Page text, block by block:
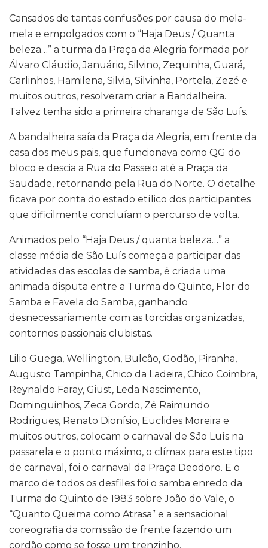
Cansados de tantas confusões por causa do mela-
mela e empolgados com o “Haja Deus / Quanta
beleza…” a turma da Praça da Alegria formada por
Álvaro Cláudio, Januário, Silvino, Zequinha, Guará,
Carlinhos, Hamilena, Silvia, Silvinha, Portela, Zezé e
muitos outros, resolveram criar a Bandalheira.
Talvez tenha sido a primeira charanga de São Luís.
A bandalheira saía da Praça da Alegria, em frente da
casa dos meus pais, que funcionava como QG do
bloco e descia a Rua do Passeio até a Praça da
Saudade, retornando pela Rua do Norte. O detalhe
ficava por conta do estado etílico dos participantes
que dificilmente concluíam o percurso de volta.
Animados pelo “Haja Deus / quanta beleza…” a
classe média de São Luís começa a participar das
atividades das escolas de samba, é criada uma
animada disputa entre a Turma do Quinto, Flor do
Samba e Favela do Samba, ganhando
desnecessariamente com as torcidas organizadas,
contornos passionais clubistas.
Lilio Guega, Wellington, Bulcão, Godão, Piranha,
Augusto Tampinha, Chico da Ladeira, Chico Coimbra,
Reynaldo Faray, Giust, Leda Nascimento,
Dominguinhos, Zeca Gordo, Zé Raimundo
Rodrigues, Renato Dionísio, Euclides Moreira e
muitos outros, colocam o carnaval de São Luís na
passarela e o ponto máximo, o clímax para este tipo
de carnaval, foi o carnaval da Praça Deodoro. E o
marco de todos os desfiles foi o samba enredo da
Turma do Quinto de 1983 sobre João do Vale, o
“Quanto Queima como Atrasa” e a sensacional
coreografia da comissão de frente fazendo um
cordão como se fosse um trenzinho.